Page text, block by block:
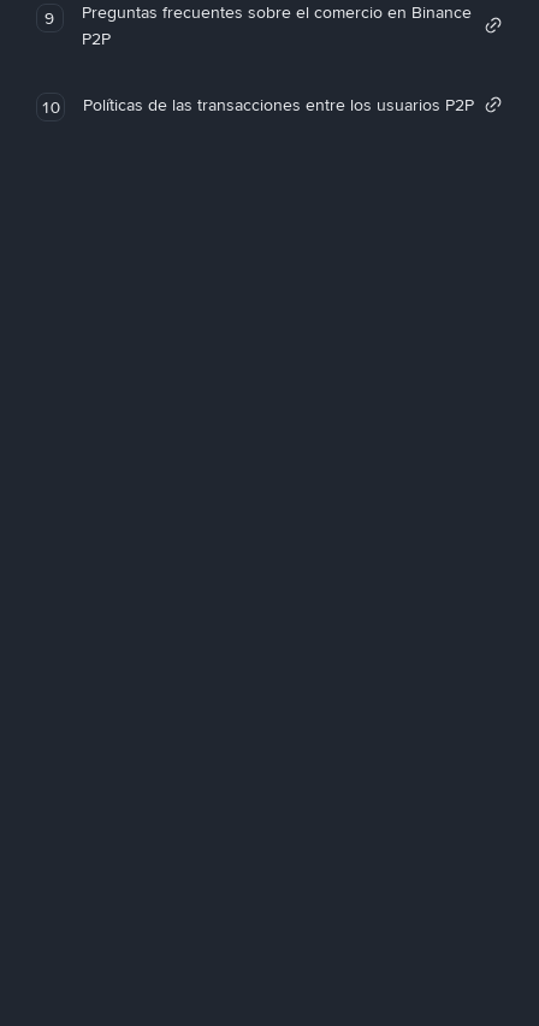
9
Preguntas frecuentes sobre el comercio en Binance
P2P
10 Políticas de las transacciones entre los usuarios P2P